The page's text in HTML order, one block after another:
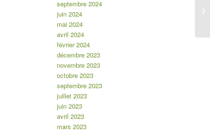
septembre 2024
juin 2024
mai 2024
avril 2024
février 2024
décembre 2023
novembre 2023
octobre 2023
septembre 2023
juillet 2023
juin 2023
avril 2023
mars 2023